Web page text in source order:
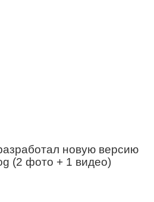
новую версию
(2 фото + 1 видео)